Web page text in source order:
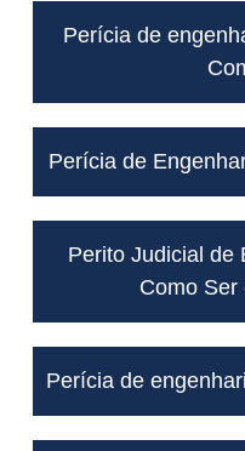
Perícia de
Perícia de
Perito Judicial de
Como Ser
Perícia de